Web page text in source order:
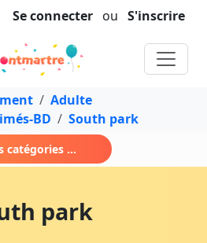
Se connecter ou S'inscrire
Adulte
BD
South park
catégories ...
park